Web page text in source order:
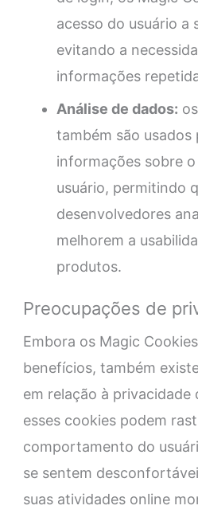
acesso do usuário a
evitando a
informações
Análise de dados:
também são usados
informações sobre
usuário, permitindo
desenvolvedores
melhorem a
produtos.
Preocupações de
Embora os Magic
benefícios, também
em relação à privacidade
esses cookies podem
comportamento do
se sentem
suas atividades online